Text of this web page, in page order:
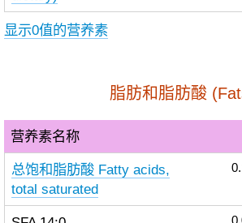
显示0值的营养素
脂肪和脂肪酸
营养素名称
总饱和脂肪酸 Fatty acids,
total saturated